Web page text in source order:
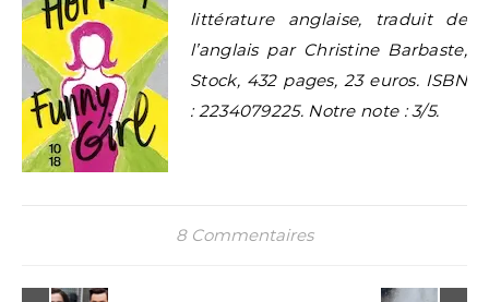
littérature anglaise, traduit de
l’anglais par Christine Barbaste,
Stock, 432 pages, 23 euros. ISBN
: 2234079225. Notre note : 3/5.
8 Commentaires